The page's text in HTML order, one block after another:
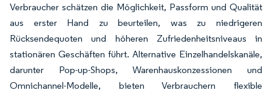
Verbraucher schätzen die Möglichkeit, Passform und Qualität
aus erster Hand zu beurteilen, was zu niedrigeren
Rücksendequoten und höheren Zufriedenheitsniveaus in
stationären Geschäften führt. Alternative Einzelhandelskanäle,
darunter Pop-up-Shops, Warenhauskonzessionen und
Omnichannel-Modelle, bieten Verbrauchern flexible